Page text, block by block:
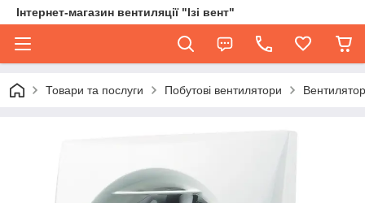
Інтернет-магазин вентиляції "Ізі вент"
Товари та послуги Побутові вентилятори